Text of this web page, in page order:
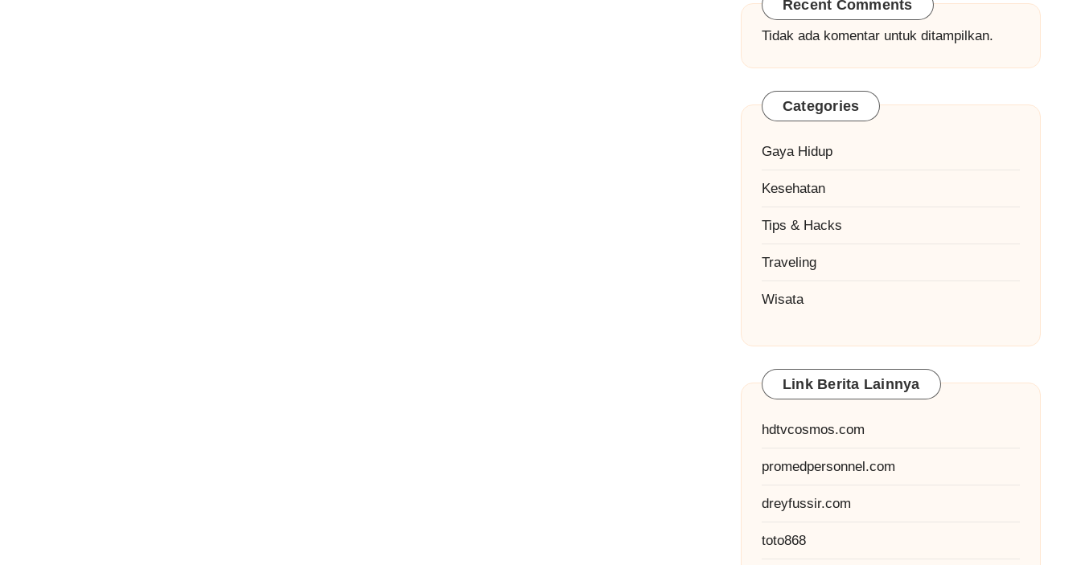
Recent Comments
Tidak ada komentar untuk ditampilkan.
Categories
Gaya Hidup
Kesehatan
Tips & Hacks
Traveling
Wisata
Link Berita Lainnya
hdtvcosmos.com
promedpersonnel.com
dreyfussir.com
toto868